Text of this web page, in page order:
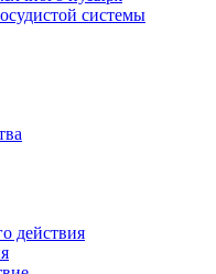
системы
действия